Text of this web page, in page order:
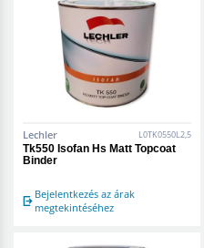
Lechler L0TK0550L2,5
Tk550 Isofan Hs Matt Topcoat
Binder
Bejelentkezés az árak
megtekintéséhez